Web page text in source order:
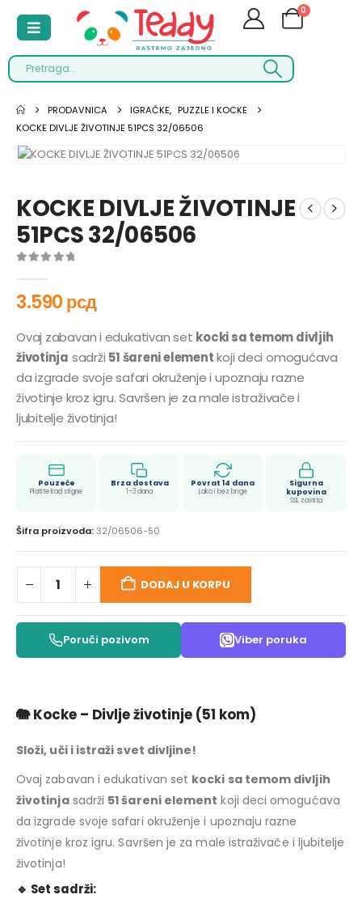
0
PRODAVNICA IGRAČKE, PUZZLE I KOCKE
KOCKE DIVLJE ŽIVOTINJE 51PCS 32/06506
KOCKE DIVLJE ŽIVOTINJE
51PCS 32/06506
3.590рсд
Ovaj zabavan i edukativan set kocki sa temom divljih
životinja sadrži 51 šareni elementkoji deci omogućava
da izgrade svoje safari okruženje i upoznaju razne
životinje kroz igru. Savršen je za male istraživače i
ljubitelje životinja!
Pouzeće
Platite kad stigne
Brza dostava
1–3 dana
Povrat 14 dana
Lako i bez brige
Sigurna
kupovina
SSL zaštita
Šifra proizvoda:32/06506-50
DODAJ U KORPU
Poruči pozivom Viber poruka
🐘Kocke – Divlje životinje (51 kom)
Složi, uči i istraži svet divljine!
Ovaj zabavan i edukativan set kocki sa temom divljih
životinjasadrži 51 šareni element koji deci omogućava
da izgrade svoje safari okruženje i upoznaju razne
životinje kroz igru. Savršen je za male istraživače i ljubitelje
životinja!
🔹 Set sadrži: